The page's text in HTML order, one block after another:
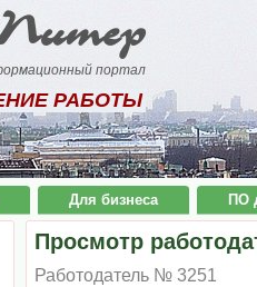
портал
РАБОТЫ
Для бизнеса ПО
Просмотр
Работодатель № 3251